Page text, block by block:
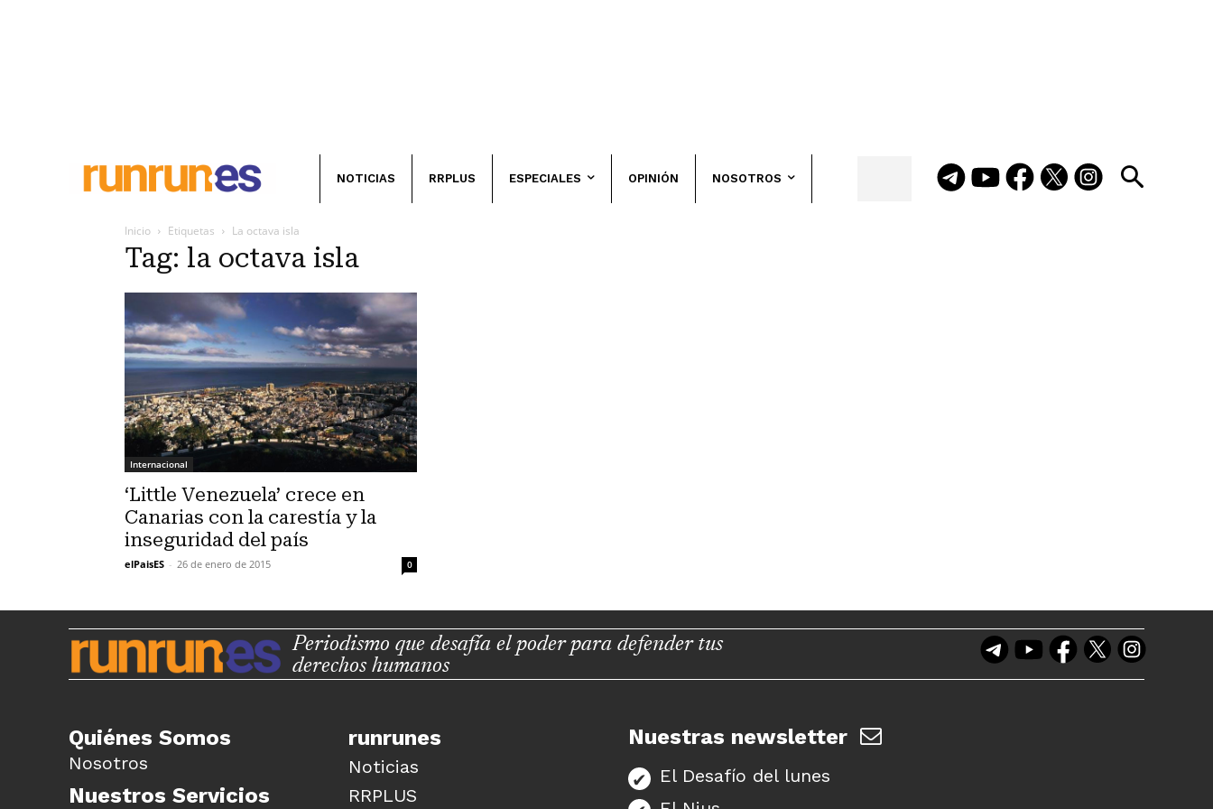
NOTICIAS RRPLUS ESPECIALES OPINIÓN NOSOTROS
Inicio Etiquetas La octava isla
Tag: la octava isla
Internacional
‘Little Venezuela’ crece en
Canarias con la carestía y la
inseguridad del país
elPaisES - 26 de enero de 2015 0
Periodismo que desafía el poder para defender tus
derechos humanos
Quiénes Somos
Nosotros
Nuestros Servicios
runrunes
Noticias
RRPLUS
Nuestras newsletter
El Desafío del lunes